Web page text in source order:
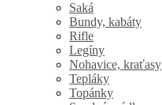
Saká
Bundy, kabáty
Rifle
Legíny
Nohavice, kraťasy
Tepláky
Topánky